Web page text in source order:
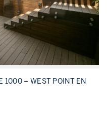
1000 – WEST POINT EN